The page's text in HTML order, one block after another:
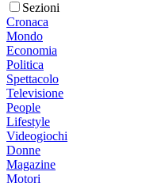
Sezioni
Cronaca
Mondo
Economia
Politica
Spettacolo
Televisione
People
Lifestyle
Videogiochi
Donne
Magazine
Motori